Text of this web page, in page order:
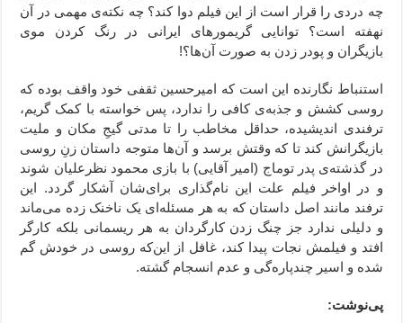
چه دردی را قرار است از این فیلم دوا کند؟ چه نکته‌ی مهمی در آن
نهفته است؟ توانایی گریمورهای ایرانی در رنگ کردن موی
بازیگران و پودر زدن به صورت آن‌ها؟!
استنباط نگارنده این است که امیرحسین ثقفی خود واقف بوده که
روسی کشش و جذبه‌ی کافی را ندارد، پس خواسته با کمک گریم،
ترفندی اندیشیده، حداقل مخاطب را تا مدتی گیجِ مکان و ملیت
بازیگرانش کند تا که وقتش برسد و آن‌ها متوجه داستان زنِ روسی
در گذشته‌ی پدر توماج (امیر آقایی) با بازی محمود نظرعلیان شوند
و در اواخر فیلم علت این نام‌گذاری برای‌شان آشکار گردد. این
ترفند مانند اصل داستان که به هر مسئله‌ای یک ناخنک زده می‌ماند
و دلیلی ندارد جز چنگ زدن کارگردان به هر ریسمانی بلکه کارگر
افتد و فیلمش نجات پیدا کند، غافل از این‌که روسی در خودش گم
شده و اسیر چندپاره‌گی و عدم انسجام گشته.
پی‌‌نوشت: